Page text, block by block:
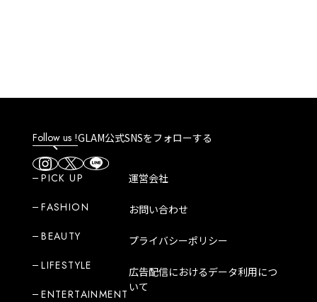
Follow us !GLAM公式SNSをフォローする
PICK UP
FASHION
BEAUTY
LIFESTYLE
ENTERTAINMENT
運営会社
お問い合わせ
プライバシーポリシー
広告配信におけるデータ利用につ
いて